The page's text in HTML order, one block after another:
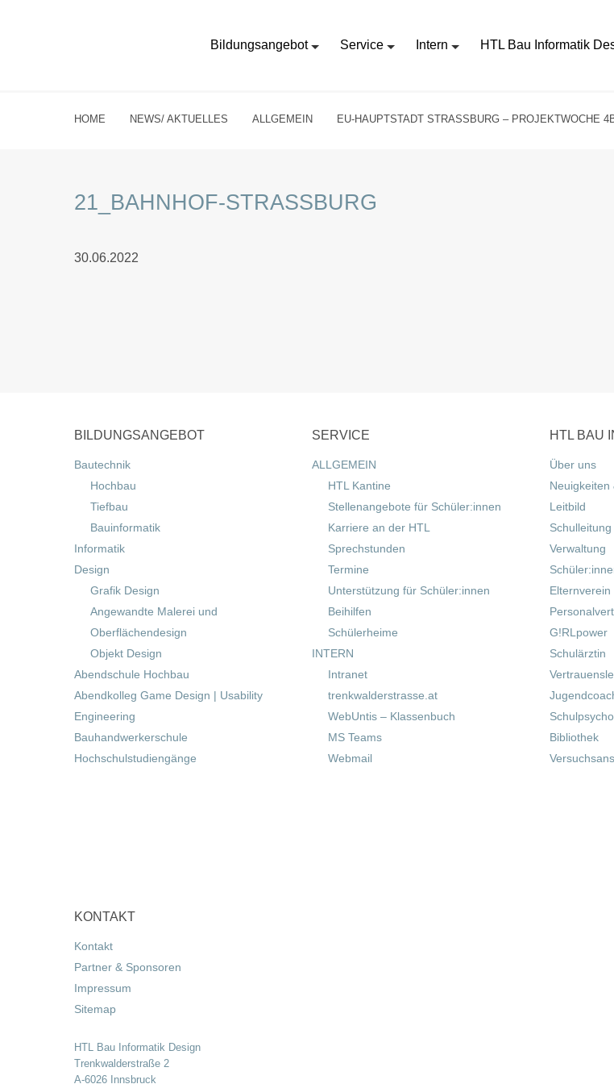
Bildungsangebot Service Intern HTL Bau Informatik
HOME NEWS/ AKTUELLES ALLGEMEIN EU-HAUPTSTADT STRASSBURG – PROJEKTWOCHE
21_BAHNHOF-STRASSBURG
30.06.2022
BILDUNGSANGEBOT
Bautechnik
Hochbau
Tiefbau
Bauinformatik
Informatik
Design
Grafik Design
Angewandte Malerei und
Oberflächendesign
Objekt Design
Abendschule Hochbau
Abendkolleg Game Design | Usability
Engineering
Bauhandwerkerschule
Hochschulstudiengänge
SERVICE
ALLGEMEIN
HTL Kantine
Stellenangebote für Schüler:innen
Karriere an der HTL
Sprechstunden
Termine
Unterstützung für Schüler:innen
Beihilfen
Schülerheime
INTERN
Intranet
trenkwalderstrasse.at
WebUntis – Klassenbuch
MS Teams
Webmail
HTL BAU
Über uns
Neuigkeiten
Leitbild
Schulleitung
Verwaltung
Elternverein
G!RLpower
Schulärztin
Bibliothek
KONTAKT
Kontakt
Partner & Sponsoren
Impressum
Sitemap
HTL Bau Informatik Design
Trenkwalderstraße 2
A-6026 Innsbruck